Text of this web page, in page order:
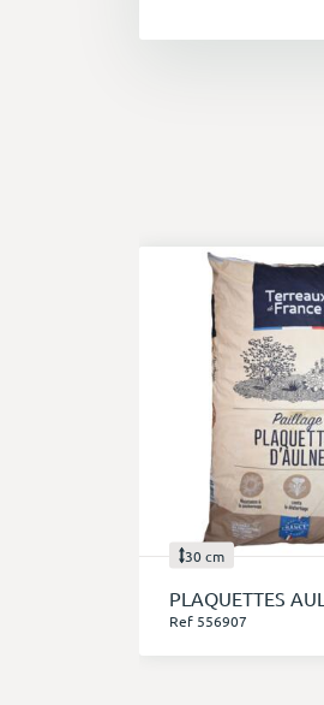
30 cm
PLAQUETTES
Ref 556907